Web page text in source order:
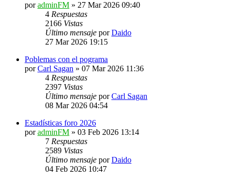
poradminFM » 27 Mar 2026 09:40
4 Respuestas
2166 Vistas
Último mensaje porDaido
27 Mar 2026 19:15
Poblemas con el pograma
porCarl Sagan » 07 Mar 2026 11:36
4 Respuestas
2397 Vistas
Último mensaje porCarl Sagan
08 Mar 2026 04:54
Estadísticas foro 2026
poradminFM » 03 Feb 2026 13:14
7 Respuestas
2589 Vistas
Último mensaje porDaido
04 Feb 2026 10:47